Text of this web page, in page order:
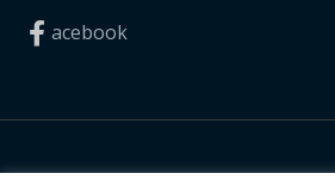
acebook